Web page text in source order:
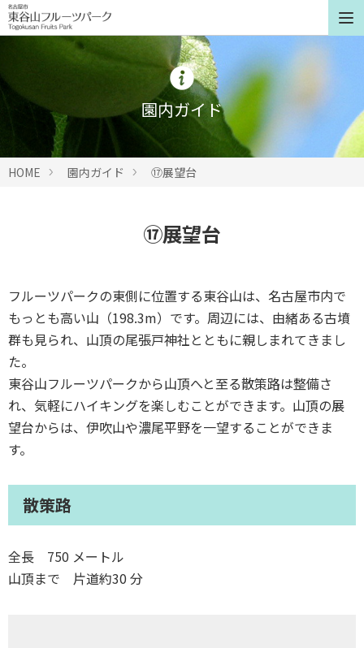
園内ガイド
HOME 園内ガイド ⑰展望台
⑰展望台
フルーツパークの東側に位置する東谷山は、名古屋市内で
もっとも高い山（198.3m）です。周辺には、由緒ある古墳
群も見られ、山頂の尾張戸神社とともに親しまれてきまし
た。
東谷山フルーツパークから山頂へと至る散策路は整備さ
れ、気軽にハイキングを楽しむことができます。山頂の展
望台からは、伊吹山や濃尾平野を一望することができま
す。
散策路
全長 750 メートル
山頂まで 片道約30 分